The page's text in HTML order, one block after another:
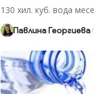
130 хил. куб. вода
Павлина Георгиева